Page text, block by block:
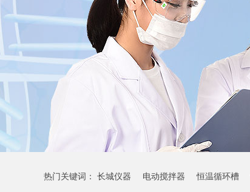
热门关键词： 长城仪器 电动搅拌器 恒温循环槽